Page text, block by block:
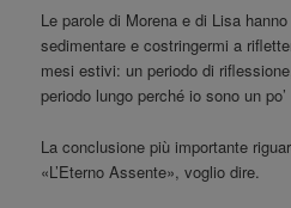
Le parole di Morena e di Lisa
sedimentare e costringermi a
mesi estivi: un periodo di
periodo lungo perché io sono un
La conclusione più importante
«L’Eterno Assente», voglio dire.